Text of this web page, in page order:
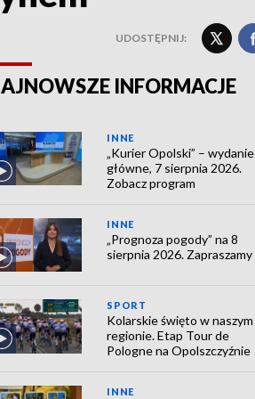
UDOSTĘPNIJ:
INFORMACJE
INNE
„Kurier Opolski” – wydanie
główne, 7 sierpnia 2026.
Zobacz program
INNE
„Prognoza pogody” na 8
sierpnia 2026. Zapraszamy
SPORT
Kolarskie święto w naszym
regionie. Etap Tour de
Pologne na Opolszczyźnie
INNE